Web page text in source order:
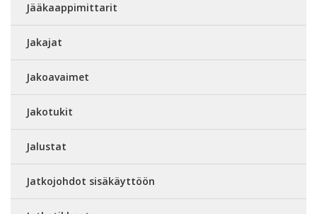
Jääkaappimittarit
Jakajat
Jakoavaimet
Jakotukit
Jalustat
Jatkojohdot sisäkäyttöön